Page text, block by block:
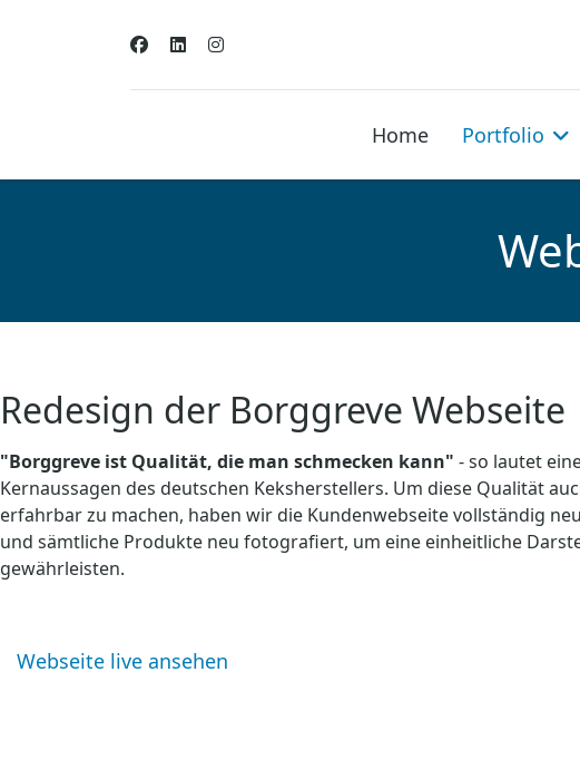
Home Portfolio
Redesign der Borggreve Webseite
"Borggreve ist Qualität, die man schmecken kann" - so lautet
Kernaussagen des deutschen Keksherstellers. Um diese Qualität
erfahrbar zu machen, haben wir die Kundenwebseite vollständig
und sämtliche Produkte neu fotografiert, um eine einheitliche
gewährleisten.
Webseite live ansehen